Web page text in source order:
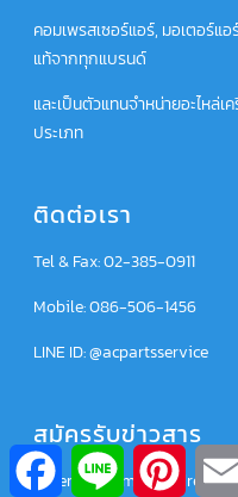
คอมเพรสเซอร์แอร์, มอเตอร์แอ
แท้จากทุกแบรนด์
และเป็นตัวแทนจำหน่ายอะไหล่
ประเภท
ติดต่อเรา
Tel & Fax: 02-385-0911
Mobile: 086-506-1456
LINE ID: @acpartsservice
สมัครรับข่าวสาร
Enter your email address
Facebook Line